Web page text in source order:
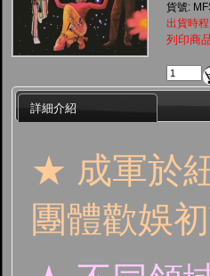
貨號:
出貨時
列印商
詳細介紹
★ 成軍於
團體歡娛